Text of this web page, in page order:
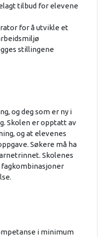
tilbud for elevene
for å utvikle et
stillingene
og deg som er ny i
Skolen er opptatt av
og at elevenes
Søkere må ha
Skolenes
i minimum